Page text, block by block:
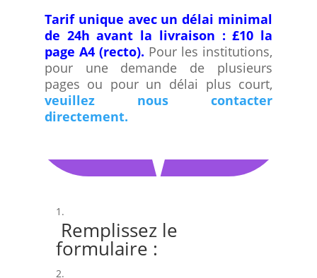
Tarif unique avec un délai minimal
de 24h avant la livraison : £10 la
page A4 (recto). Pour les institutions,
pour une demande de plusieurs
pages ou pour un délai plus court,
veuillez nous contacter
directement.
Remplissez le
formulaire :